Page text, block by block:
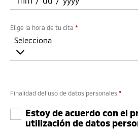
Elige la hora de tu cita *
Selecciona
Finalidad del uso de datos personales *
Estoy de acuerdo con el
utilización de datos